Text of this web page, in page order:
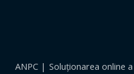
ANPC | Soluționarea online